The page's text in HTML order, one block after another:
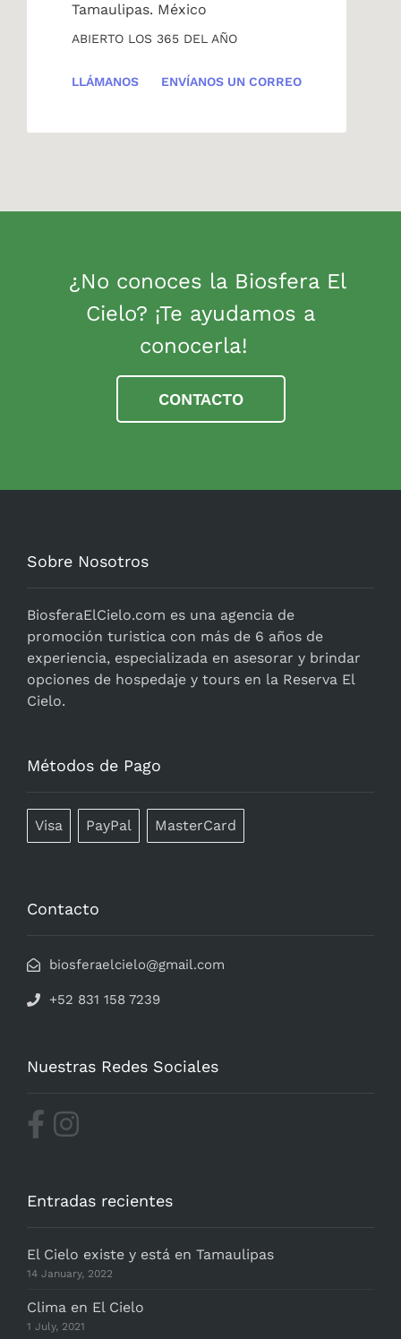
Tamaulipas. México
ABIERTO LOS 365 DEL AÑO
LLÁMANOS ENVÍANOS UN CORREO
¿No conoces la Biosfera El
Cielo? ¡Te ayudamos a
conocerla!
CONTACTO
Sobre Nosotros
BiosferaElCielo.com es una agencia de
promoción turistica con más de 6 años de
experiencia, especializada en asesorar y brindar
opciones de hospedaje y tours en la Reserva El
Cielo.
Métodos de Pago
Visa PayPal MasterCard
Contacto
biosferaelcielo@gmail.com
+52 831 158 7239
Nuestras Redes Sociales
Entradas recientes
El Cielo existe y está en Tamaulipas
14 January, 2022
Clima en El Cielo
1 July, 2021